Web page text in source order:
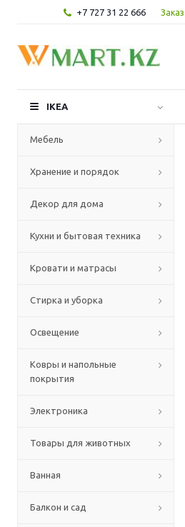
+7 727 31 22 666
IKEA
Мебель
Хранение и порядок
Декор для дома
Кухни и бытовая техника
Кровати и матрасы
Стирка и уборка
Освещение
Ковры и напольные
покрытия
Электроника
Товары для животных
Ванная
Балкон и сад